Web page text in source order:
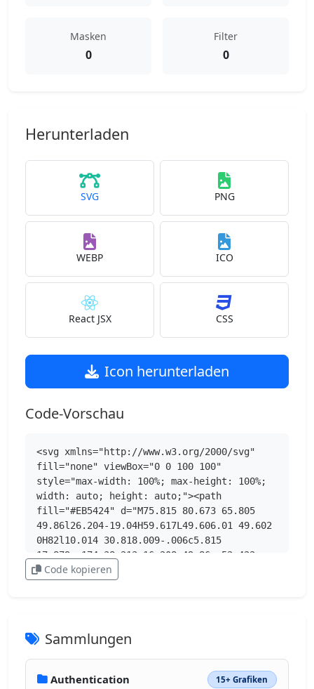
Masken
0
Filter
0
Herunterladen
SVG PNG
WEBP ICO
React JSX CSS
Icon herunterladen
Code-Vorschau
<svg xmlns="http://www.w3.org/2000/svg"
fill="none" viewBox="0 0 100 100"
style="max-width: 100%; max-height: 100%;
width: auto; height: auto;"><path
fill="#EB5424" d="M75.815 80.673 65.805
49.86l26.204-19.04H59.617L49.606.01 49.602
0H82l10.014 30.818.009-.006c5.815
17.879-.174 38.213-16.208 49.86m-52.422
0-.008.006 26.212 19.043 26.218-19.048-
Code kopieren
Sammlungen
Authentication 15+ Grafiken